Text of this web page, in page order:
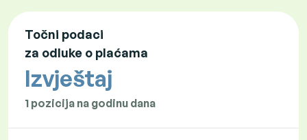
Točni podaci
za odluke o plaćama
Izvještaj
1 pozicija na godinu dana